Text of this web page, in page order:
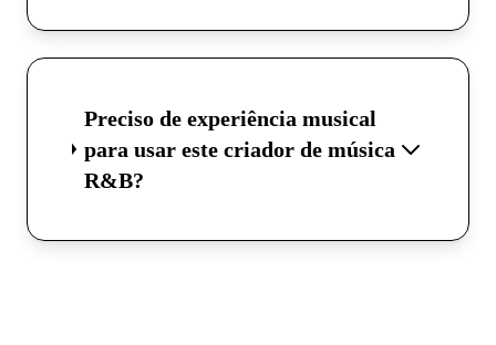
Preciso de experiência musical
para usar este criador de música
R&B?